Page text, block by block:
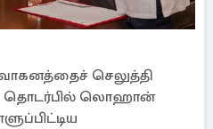
செலுத்தி
தொடர்பில் லொஹான்